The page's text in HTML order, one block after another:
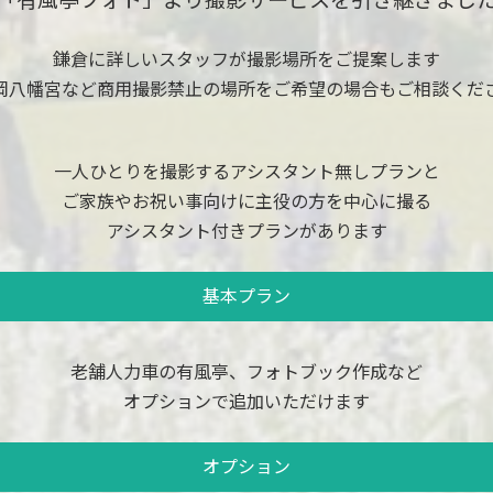
鎌倉に詳しいスタッフが撮影場所をご提案します
八幡宮など商用撮影禁止の場所をご希望の場合も ご相談くだ
一人ひとりを撮影するアシスタント無しプランと
ご家族やお祝い事向けに主役の方を中心に撮る
アシスタント付きプランがあります
基本プラン
老舗人力車の有風亭、フォトブック作成など
オプションで追加いただけます
オプション